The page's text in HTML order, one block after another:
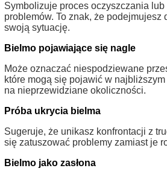
Symbolizuje proces oczyszczania
problemów. To znak, że podejmujesz
swoją sytuację.
Bielmo pojawiające się nagle
Może oznaczać niespodziewane
które mogą się pojawić w
na nieprzewidziane okoliczności.
Próba ukrycia bielma
Sugeruje, że unikasz konfrontacji z
się zatuszować problemy zamiast je
Bielmo jako zasłona